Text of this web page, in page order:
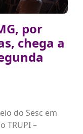
por
chega a
do Sesc em
TRUPI –